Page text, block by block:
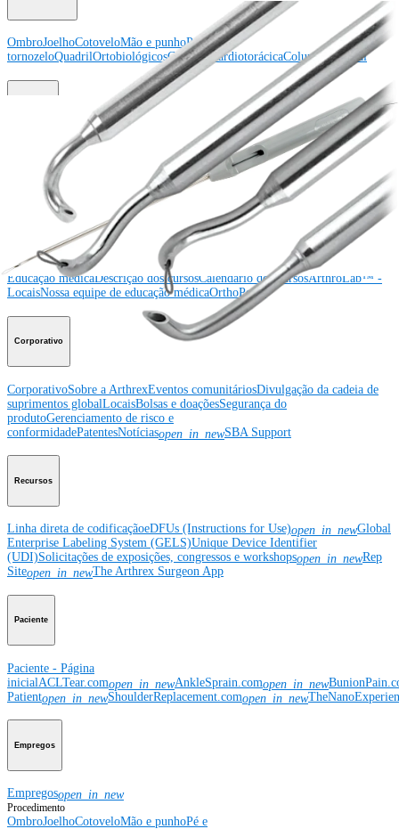
OmbroJoelhoCotoveloMão e punhoPé e
tornozeloQuadrilOrtobiológicosCirurgia cardiotorácicaColuna vertebral
JoelhoCotovelo Mão e punhoPé e
tornozeloQuadril OrtobiológicosCirurgia cardiotorácicaColuna
vertebralImagem e ressecção
Educação médica
Educação médicaDescrição dos cursosCalendário dos cursosArthroLab™ -
LocaisNossa equipe de educação médicaOrthoPedia
Corporativo
CorporativoSobre a ArthrexEventos comunitáriosDivulgação da cadeia de
suprimentos globalLocaisBolsas e doaçõesSegurança do
produtoGerenciamento de risco e
conformidadePatentesNotíciasopen_in_newSBA Support
Recursos
Linha direta de codificaçãoeDFUs (Instructions for Use)open_in_newGlobal
Enterprise Labeling System (GELS)Unique Device Identifier
(UDI)Solicitações de exposições, congressos e workshopsopen_in_newRep
Siteopen_in_newThe Arthrex Surgeon App
Paciente
Paciente - Página
inicialACLTear.comopen_in_newAnkleSprain.comopen_in_new
Patientopen_in_newShoulderReplacement.comopen_in_new
Empregos
Empregosopen_in_new
Procedimento
OmbroJoelhoCotoveloMão e punhoPé e